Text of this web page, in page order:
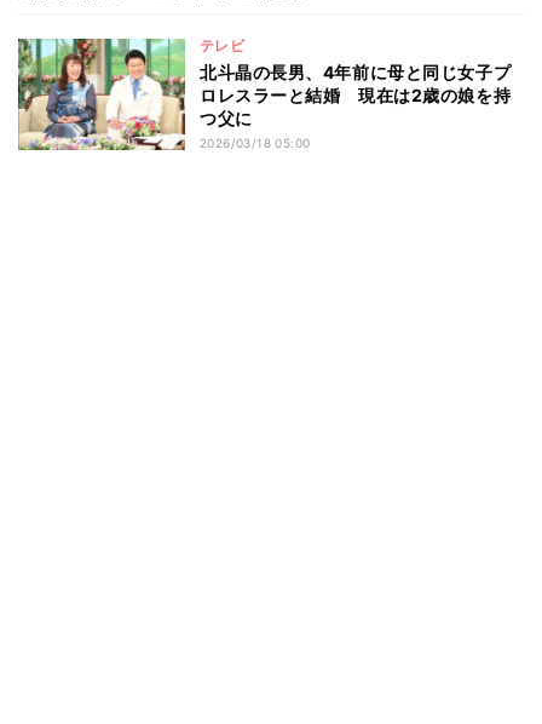
テレビ
北斗晶の長男、4年前に母と同じ女子プ
ロレスラーと結婚 現在は2歳の娘を持
つ父に
2026/03/18 05:00